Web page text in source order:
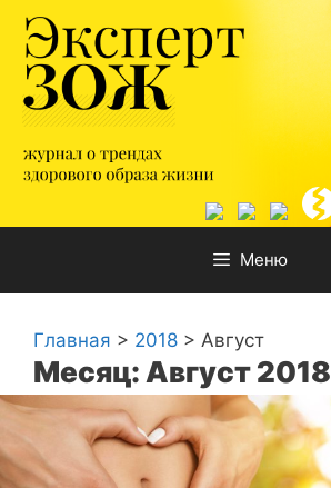
Перейти
содержимому
Меню
Главная > 2018 > Август
Месяц: Август 2018